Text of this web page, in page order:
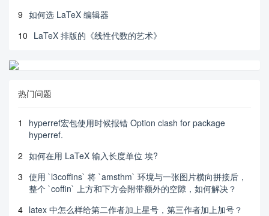
9 如何选 LaTeX 编辑器
10 LaTeX 排版的《线性代数的艺术》
热门问题
1
hyperref宏包使用时候报错 Option clash for package
hyperref.
2 如何在用 LaTeX 输入长度单位 埃?
3 使用 `l3coffins` 将 `amsthm` 环境与一张图片横向拼接后，
整个 `coffin` 上方和下方会附带额外的空隙，如何解决？
4 latex 中怎么样给第二作者加上星号，第三作者加上加号？